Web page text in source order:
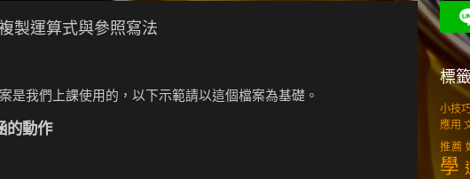
製運算式與參照寫法
是我們上課使用的，以下示範請以這個檔案為基礎。
的動作
標
小技
應用
推薦
學